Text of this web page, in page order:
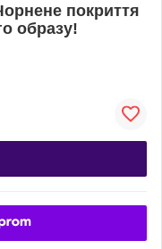
покриття
образу!